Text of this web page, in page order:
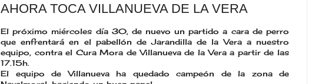
AHORA TOCA VILLANUEVA DE LA VERA
El próximo miércoles día 30, de nuevo un partido a cara de perro
que enfrentará en el pabellón de Jarandilla de la Vera a nuestro
equipo, contra el Cura Mora de Villanueva de la Vera a partir de las
17.15h.
El equipo de Villanueva ha quedado campeón de la zona de